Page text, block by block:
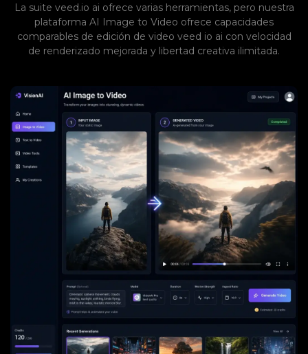
La suite veed.io ai ofrece varias herramientas, pero nuestra
plataforma AI Image to Video ofrece capacidades
comparables de edición de video veed io ai con velocidad
de renderizado mejorada y libertad creativa ilimitada.